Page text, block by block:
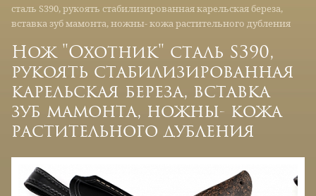
сталь S390, рукоять стабилизированная карельская береза,
вставка зуб мамонта, ножны- кожа растительного дубления
Нож "Охотник" сталь S390,
рукоять стабилизированная
карельская береза, вставка
зуб мамонта, ножны- кожа
растительного дубления